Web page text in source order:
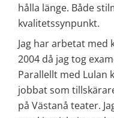
hålla länge. Både
kvalitetssynpunkt.
Jag har arbetat med
2004 då jag tog
Parallellt med Lulan
jobbat som
på Västanå teater.